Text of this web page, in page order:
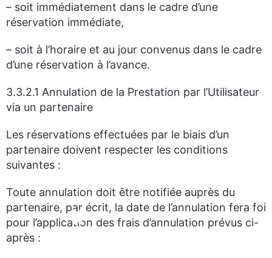
– soit immédiatement dans le cadre d’une
réservation immédiate,
– soit à l’horaire et au jour convenus dans le cadre
d’une réservation à l’avance.
3.3.2.1 Annulation de la Prestation par l’Utilisateur
via un partenaire
Les réservations effectuées par le biais d’un
partenaire doivent respecter les conditions
suivantes :
Toute annulation doit être notifiée auprès du
partenaire, par écrit, la date de l’annulation fera foi
pour l’application des frais d’annulation prévus ci-
après :